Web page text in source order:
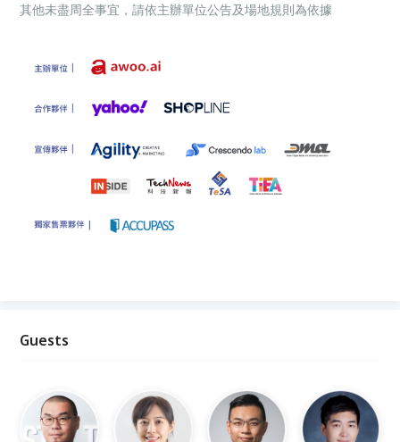
其他未盡周全事宜，請依主辦單位公告及場地規則為依據
Guests